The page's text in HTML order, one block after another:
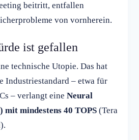
beitritt, entfallen
von vornherein.
ist gefallen
technische Utopie. Das hat
Industriestandard – etwa für
– verlangt eine Neural
mit mindestens 40 TOPS (Tera